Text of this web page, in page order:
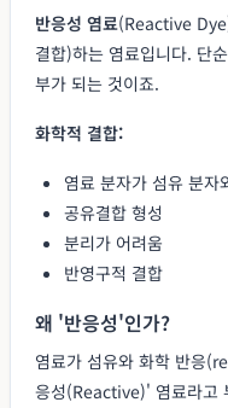
반응성 염료(Reactive
결합)하는 염료입니다. 단
부가 되는 것이죠.
화학적 결합:
염료 분자가 섬유 분자
공유결합 형성
분리가 어려움
반영구적 결합
왜 '반응성'인가?
염료가 섬유와 화학 반응
응성(Reactive)' 염료라고